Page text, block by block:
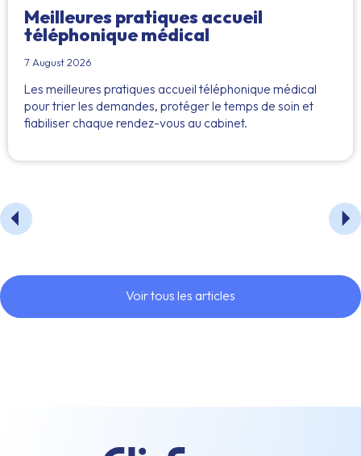
Meilleures pratiques accueil
téléphonique médical
7 August 2026
Les meilleures pratiques accueil téléphonique médical
pour trier les demandes, protéger le temps de soin et
fiabiliser chaque rendez-vous au cabinet.
Voir tous les articles